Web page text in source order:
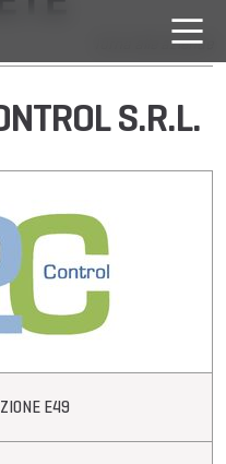
Torna alle aziende
S.R.L.
E49